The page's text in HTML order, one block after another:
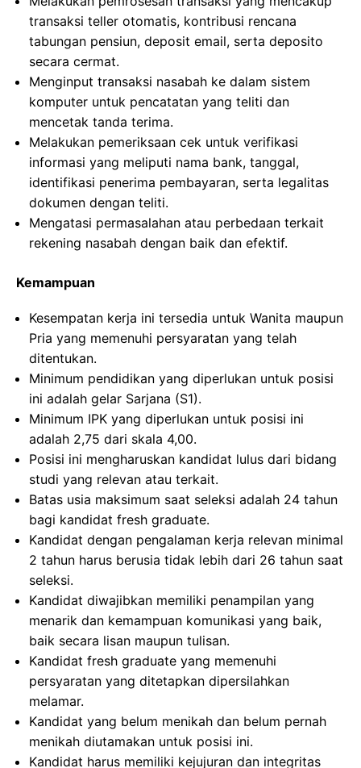
transaksi teller otomatis, kontribusi rencana
tabungan pensiun, deposit email, serta deposito
secara cermat.
Menginput transaksi nasabah ke dalam sistem
komputer untuk pencatatan yang teliti dan
mencetak tanda terima.
Melakukan pemeriksaan cek untuk verifikasi
informasi yang meliputi nama bank, tanggal,
identifikasi penerima pembayaran, serta legalitas
dokumen dengan teliti.
Mengatasi permasalahan atau perbedaan terkait
rekening nasabah dengan baik dan efektif.
Kemampuan
Kesempatan kerja ini tersedia untuk Wanita maupun
Pria yang memenuhi persyaratan yang telah
ditentukan.
Minimum pendidikan yang diperlukan untuk posisi
ini adalah gelar Sarjana (S1).
Minimum IPK yang diperlukan untuk posisi ini
adalah 2,75 dari skala 4,00.
Posisi ini mengharuskan kandidat lulus dari bidang
studi yang relevan atau terkait.
Batas usia maksimum saat seleksi adalah 24 tahun
bagi kandidat fresh graduate.
Kandidat dengan pengalaman kerja relevan minimal
2 tahun harus berusia tidak lebih dari 26 tahun saat
seleksi.
Kandidat diwajibkan memiliki penampilan yang
menarik dan kemampuan komunikasi yang baik,
baik secara lisan maupun tulisan.
Kandidat fresh graduate yang memenuhi
persyaratan yang ditetapkan dipersilahkan
melamar.
Kandidat yang belum menikah dan belum pernah
menikah diutamakan untuk posisi ini.
Kandidat harus memiliki kejujuran dan integritas